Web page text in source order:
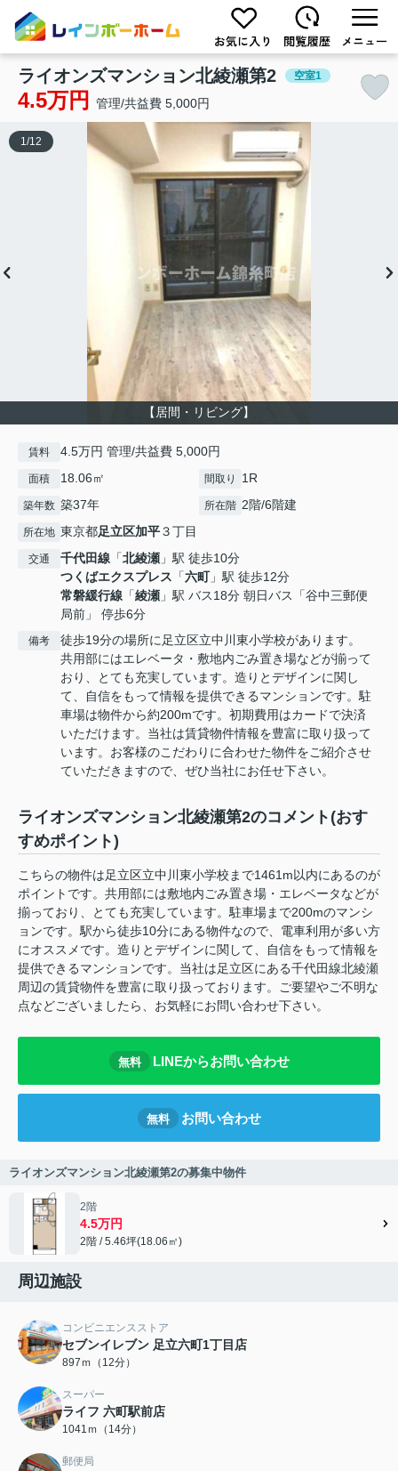
ライオンズマンション北綾瀬第2 空室1
4.5万円 管理/共益費 5,000円
【居間・リビング】
1 /12
賃料 4.5万円 管理/共益費 5,000円
面積 18.06㎡ 間取り 1R
築年数 築37年 所在階 2階/6階建
所在地 東京都足立区加平３丁目
交通 千代田線 「北綾瀬 」駅 徒歩10分
つくばエクスプレス 「六町」駅 徒歩12分
常磐緩行線 「綾瀬 」駅 バス18分 朝日バス「谷中三郵便
局前」 停歩6分
備考
徒歩19分の場所に足立区立中川東小学校があります。
共用部にはエレベータ・敷地内ごみ置き場などが揃って
おり、とても充実しています。造りとデザインに関し
て、自信をもって情報を提供できるマンションです。駐
車場は物件から約200mです。初期費用はカードで決済
いただけます。当社は賃貸物件情報を豊富に取り扱って
います。お客様のこだわりに合わせた物件をご紹介させ
ていただきますので、ぜひ当社にお任せ下さい。
ライオンズマンション北綾瀬第2のコメント(おす
すめポイント)
こちらの物件は足立区立中川東小学校まで1461m以内にあるのが
ポイントです。共用部には敷地内ごみ置き場・エレベータなどが
揃っており、とても充実しています。駐車場まで200mのマンシ
ョンです。駅から徒歩10分にある物件なので、電車利用が多い方
にオススメです。造りとデザインに関して、自信をもって情報を
提供できるマンションです。当社は足立区にある千代田線北綾瀬
周辺の賃貸物件を豊富に取り扱っております。ご要望やご不明な
点などございましたら、お気軽にお問い合わせ下さい。
無料 LINEからお問い合わせ
無料 お問い合わせ
ライオンズマンション北綾瀬第2の募集中物件
2階
4.5万円
2階 / 5.46坪(18.06㎡)
周辺施設
コンビニエンスストア
セブンイレブン 足立六町1丁目店
897ｍ（12分）
スーパー
ライフ 六町駅前店
1041ｍ（14分）
郵便局